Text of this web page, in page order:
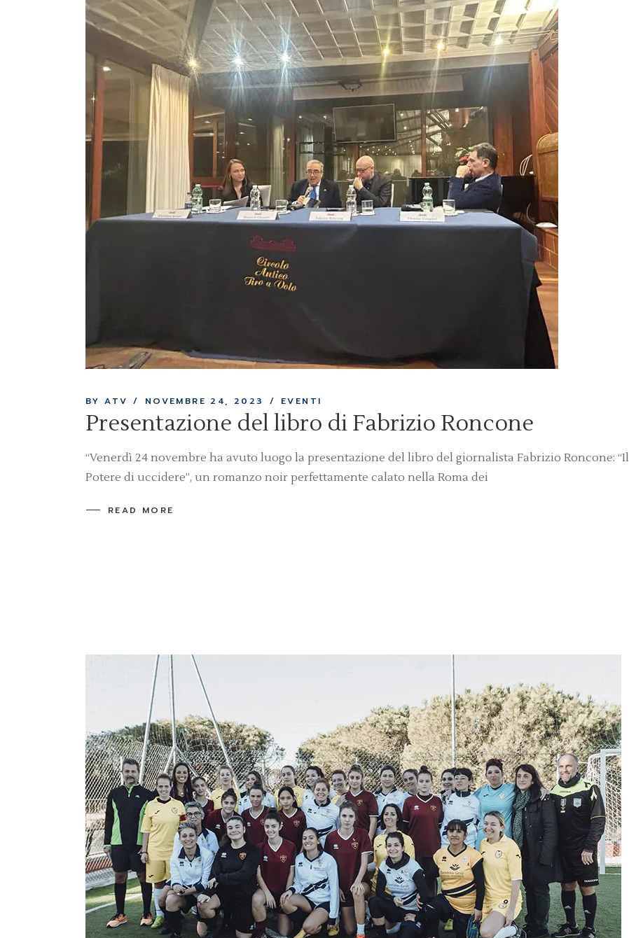
BY ATV NOVEMBRE 24, 2023 EVENTI
Presentazione del libro di Fabrizio Roncone
“Venerdì 24 novembre ha avuto luogo la presentazione del libro del giornalista Fabrizio Roncone: “Il
Potere di uccidere”, un romanzo noir perfettamente calato nella Roma dei
READ MORE